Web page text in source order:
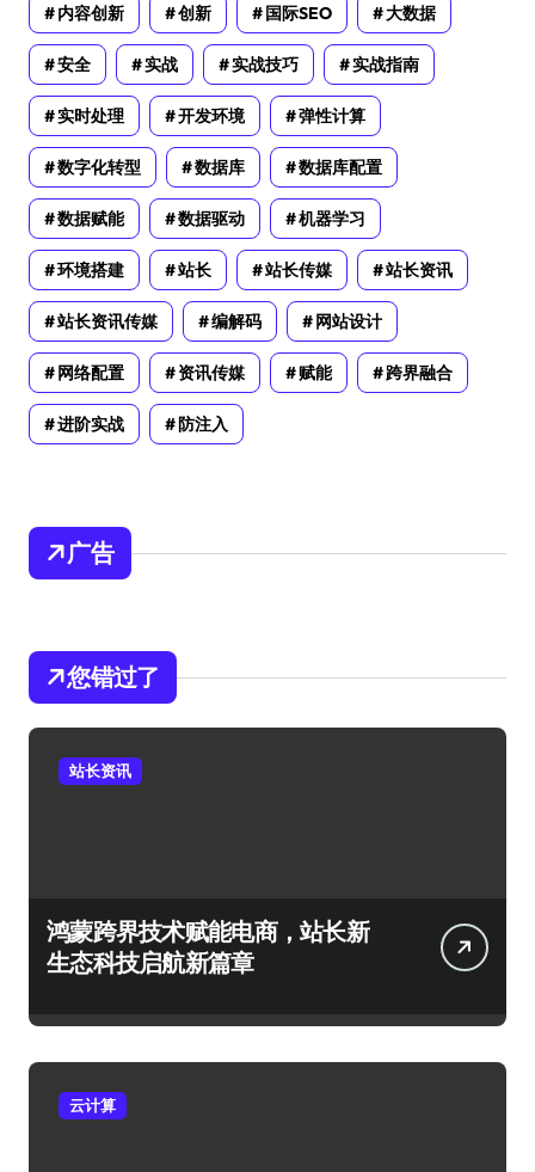
内容创新 创新 国际SEO 大数据
安全 实战 实战技巧 实战指南
实时处理 开发环境 弹性计算
数字化转型 数据库 数据库配置
数据赋能 数据驱动 机器学习
环境搭建 站长 站长传媒 站长资讯
站长资讯传媒 编解码 网站设计
网络配置 资讯传媒 赋能 跨界融合
进阶实战 防注入
广告
您错过了
站长资讯
鸿蒙跨界技术赋能电商，站长新
生态科技启航新篇章
云计算